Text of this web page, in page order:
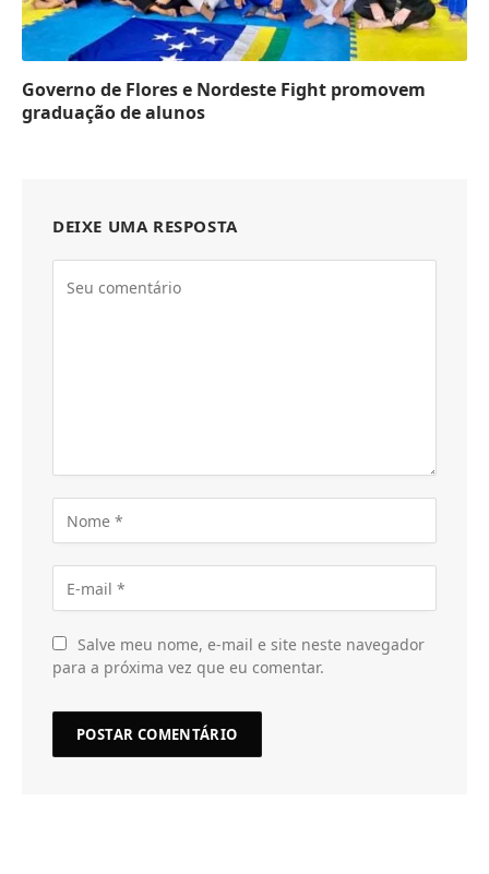
Governo de Flores e Nordeste Fight promovem
graduação de alunos
DEIXE UMA RESPOSTA
Salve meu nome, e-mail e site neste navegador
para a próxima vez que eu comentar.